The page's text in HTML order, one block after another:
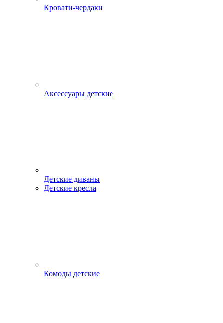
Кровати-чердаки
Аксессуары детские
Детские диваны
Детские кресла
Комоды детские